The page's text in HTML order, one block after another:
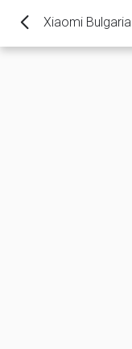
Xiaomi Bulgaria